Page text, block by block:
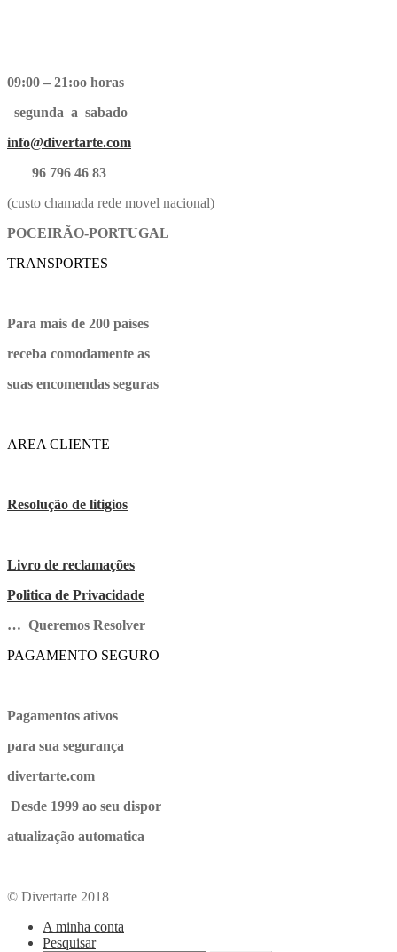
09:00 – 21:oo horas
segunda a sabado
info@divertarte.com
96 796 46 83
(custo chamada rede movel nacional)
POCEIRÃO-PORTUGAL
TRANSPORTES
Para mais de 200 países
receba comodamente as
suas encomendas seguras
AREA CLIENTE
Resolução de litigios
Livro de reclamações
Politica de Privacidade
… Queremos Resolver
PAGAMENTO SEGURO
Pagamentos ativos
para sua segurança
divertarte.com
Desde 1999 ao seu dispor
atualização automatica
© Divertarte 2018
A minha conta
Pesquisar